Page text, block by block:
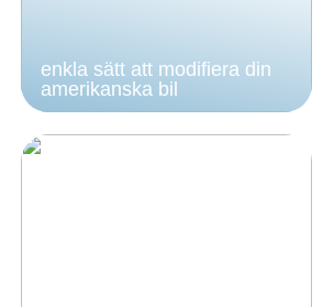
enkla sätt att modifiera din
amerikanska bil